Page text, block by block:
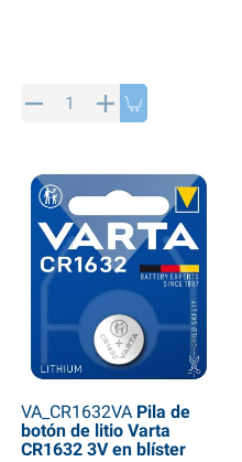
VA_CR1632VAPila de
botón de litio Varta
CR1632 3V en blíster